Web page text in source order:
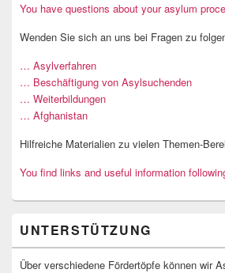
You have questions about your asylum
Wenden Sie sich an uns bei Fragen zu
… Asylverfahren
… Beschäftigung von Asylsuchenden
… Weiterbildungen
… Afghanistan
Hilfreiche Materialien zu vielen Themen-
You find links and useful information
UNTERSTÜTZUNG
Über verschiedene Fördertöpfe können wir